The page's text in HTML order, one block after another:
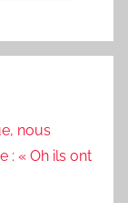
nous
: « Oh ils ont